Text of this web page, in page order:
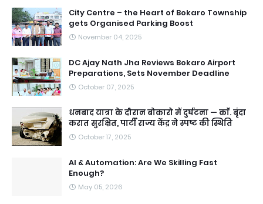
City Centre – the Heart of Bokaro Township
gets Organised Parking Boost
November 04, 2025
DC Ajay Nath Jha Reviews Bokaro Airport
Preparations, Sets November Deadline
October 07, 2025
धनबाद यात्रा के दौरान बोकारो में दुर्घटना — काॅ. बृंदा
करात सुरक्षित, पार्टी राज्य केंद्र ने स्पष्ट की स्थिति
October 17, 2025
AI & Automation: Are We Skilling Fast
Enough?
May 05, 2026